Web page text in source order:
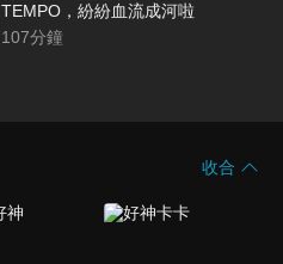
TEMPO，紛紛血流成河啦
107分鐘
收合